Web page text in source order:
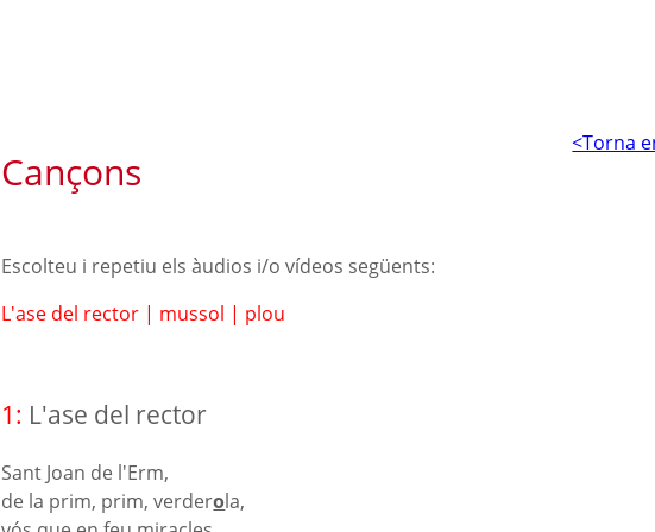
Cançons
<Torna
Escolteu i repetiu els àudios i/o vídeos següents:
L'ase del rector | mussol | plou
1: L'ase del rector
Sant Joan de l'Erm,
de la prim, prim, verderola,